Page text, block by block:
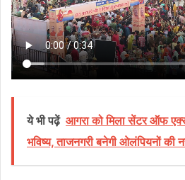
ये भी पढ़ें आगरा को मिला सेंटर ऑफ
भविष्य, ताजनगरी बनेगी ओलंपियनों की